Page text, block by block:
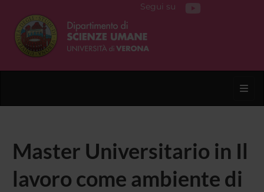
Segui su
Master Universitario in Il
lavoro come ambiente di